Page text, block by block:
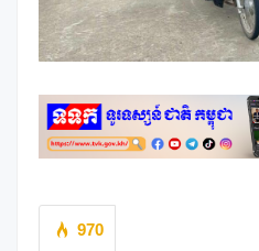
970